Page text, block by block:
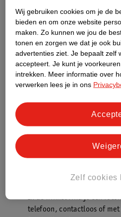
Stel je gezondheidsvraag
Ook in deze winkel
Kruidvat.nl ophaalpunt
Laat je bestelling snel en
Kruidvat is een
In de winkel vind je een
telefoon, contactloos of met
Wij gebruiken cookies om je de
bieden en om onze website
maken. Zo kunnen we jou de
tonen en zorgen we dat je ook
advertenties ziet. Je bepaalt zelf
accepteert. Je kunt je
intrekken.
Meer informatie over
verwerken lees je in ons
Zelf cookies